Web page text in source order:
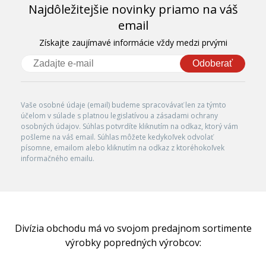
Najdôležitejšie novinky priamo na váš
email
Získajte zaujímavé informácie vždy medzi prvými
Odoberať
Vaše osobné údaje (email) budeme spracovávať len za týmto
účelom v súlade s platnou legislatívou a zásadami ochrany
osobných údajov. Súhlas potvrdíte kliknutím na odkaz, ktorý vám
pošleme na váš email. Súhlas môžete kedykoľvek odvolať
písomne, emailom alebo kliknutím na odkaz z ktoréhokoľvek
informačného emailu.
Divízia obchodu má vo svojom predajnom sortimente
výrobky popredných výrobcov: